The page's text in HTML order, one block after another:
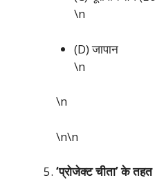
\n
(D) जापान
\n
\n
\n\n
‘प्रोजेक्ट चीता’ के तहत